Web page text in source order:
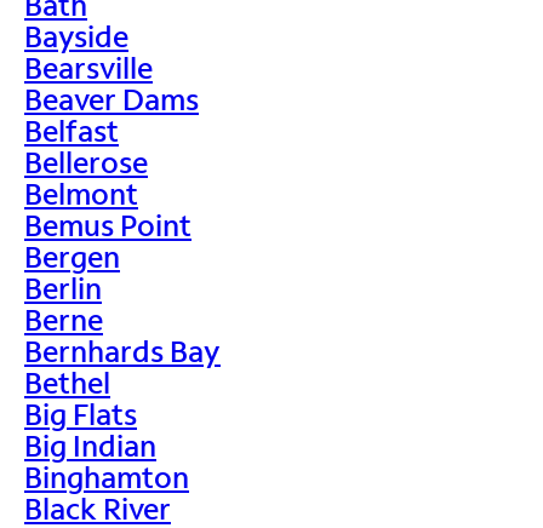
Bayside
Bearsville
Beaver Dams
Belfast
Bellerose
Belmont
Bemus Point
Bergen
Berlin
Berne
Bernhards Bay
Bethel
Big Flats
Big Indian
Binghamton
Black River